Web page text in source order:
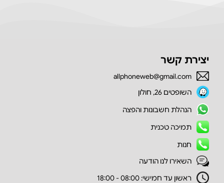
יצירת קשר
allphoneweb@gmail.com
השופטים 26, חולון
הנהלת חשבונות והפצה
תמיכה טכנית
חנות
השאירו לנו הודעה
ראשון עד חמישי: 08:00 - 18:00